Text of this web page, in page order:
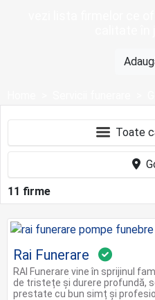
11 firme
Rai Funerare
RAI Funerare vine în sprijinul
de tristețe și durere profundă,
prestate cu bun simț și